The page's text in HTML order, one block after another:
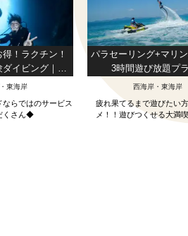
！ラクチン！
イビング｜
無制限撮影は
て無料！1組貸
東海岸
らではのサービス
くさん◆
パラセーリング+マリ
3時間遊び放題プ
西海岸・東海岸
疲れ果てるまで遊びたい
メ！！遊びつくせる大満